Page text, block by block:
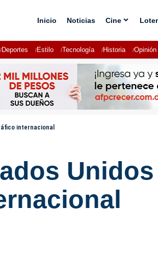
Inicio Noticias Cine
Deportes Estilo Tecnología Historia Opinión
internacional